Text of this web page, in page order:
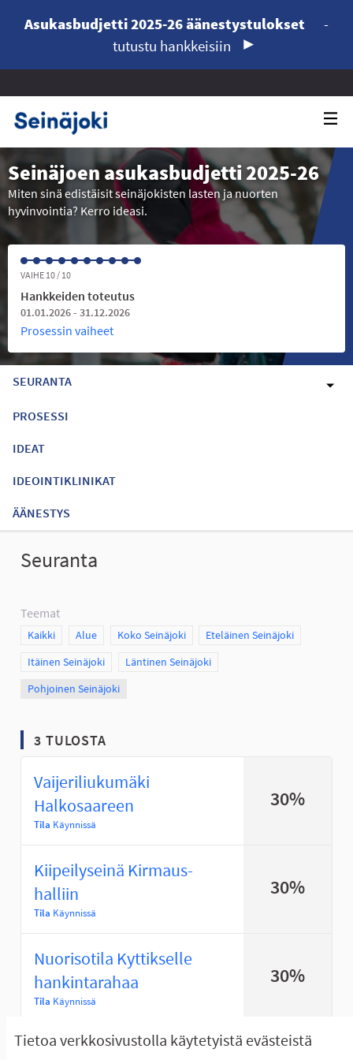
Tietoa verkkosivustolla käytetyistä evästeistä
Asukasbudjetti 2025-26 äänestystulokset
-
tutustu hankkeisiin
Seinäjoen asukasbudjetti 2025-26
Miten sinä edistäisit seinäjokisten lasten ja nuorten
hyvinvointia? Kerro ideasi.
VAIHE 10 / 10
Hankkeiden toteutus
01.01.2026 - 31.12.2026
Prosessin vaiheet
SEURANTA
PROSESSI
IDEAT
IDEOINTIKLINIKAT
ÄÄNESTYS
Seuranta
Teemat
Scope
Kaikki Scope
Alue Scope
Koko Seinäjoki Scope
Eteläinen Seinäjoki
Scope
Itäinen Seinäjoki Scope
Läntinen Seinäjoki
Scope
Pohjoinen Seinäjoki
3 TULOSTA
Vaijeriliukumäki
Halkosaareen
Tila Käynnissä
30%
Kiipeilyseinä Kirmaus-
halliin
Tila Käynnissä
30%
Nuorisotila Kyttikselle
hankintarahaa
Tila Käynnissä
30%